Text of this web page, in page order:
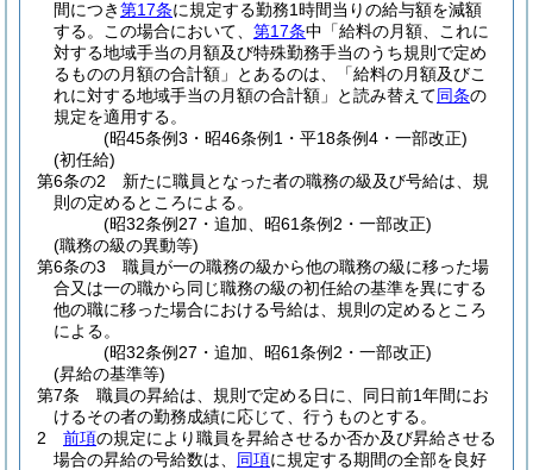
間につき第17条に規定する勤務1時間当りの給与額を減額
する。
この場合において、 第17条中「給料の月額、これに
対する地域手当の月額及び特殊勤務手当のうち規則で定め
るものの月額の合計額」とあるのは、「給料の月額及びこ
れに対する地域手当の月額の合計額」と読み替えて同条の
規定を適用する。
(昭45条例3・昭46条例1・平18条例4・一部改正)
(初任給)
第6条の2
新たに職員となった者の職務の級及び号給は、規
則の定めるところによる。
(昭32条例27・追加、昭61条例2・一部改正)
(職務の級の異動等)
第6条の3
職員が一の職務の級から他の職務の級に移った場
合又は一の職から同じ職務の級の初任給の基準を異にする
他の職に移った場合における号給は、規則の定めるところ
による。
(昭32条例27・追加、昭61条例2・一部改正)
(昇給の基準等)
第7条
職員の昇給は、規則で定める日に、同日前1年間にお
けるその者の勤務成績に応じて、行うものとする。
2
前項の規定により職員を昇給させるか否か及び昇給させる
場合の昇給の号給数は、 同項に規定する期間の全部を良好